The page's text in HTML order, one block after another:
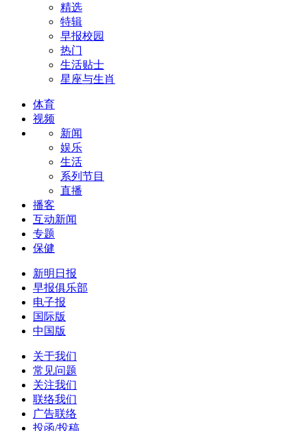
精选
特辑
早报校园
热门
生活贴士
星座与生肖
体育
视频
新闻
娱乐
生活
系列节目
直播
播客
互动新闻
专题
保健
新明日报
早报俱乐部
电子报
国际版
中国版
关于我们
常见问题
关注我们
联络我们
广告联络
投函/投稿